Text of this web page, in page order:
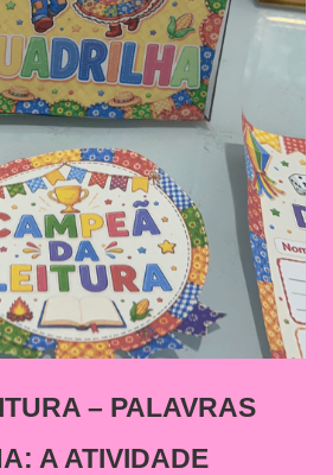
– PALAVRAS
A ATIVIDADE